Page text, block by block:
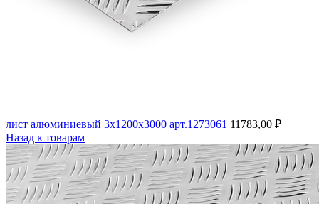
лист алюминиевый 3х1200х3000 арт.1273061 11783,00 ₽
Назад к товарам